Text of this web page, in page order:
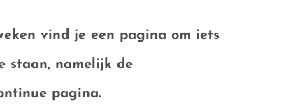
vind je een pagina om iets
staan, namelijk de
pagina.